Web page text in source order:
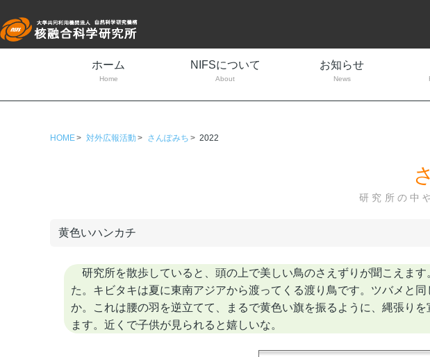
ホーム
Home
NIFSについて
About
お知らせ
News
HOME 対外広報活動 さんぽみち 2022
研究所の中
黄色いハンカチ
研究所を散歩していると、頭の上で美しい鳥のさえずりが聞こえま
た。キビタキは夏に東南アジアから渡ってくる渡り鳥です。ツバメと
か。これは腰の羽を逆立てて、まるで黄色い旗を振るように、縄張り
ます。近くで子供が見られると嬉しいな。